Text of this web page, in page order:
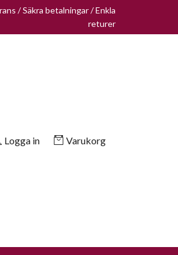
/ Säkra betalningar / Enkla
returer
Logga in Varukorg